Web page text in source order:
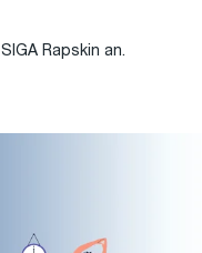
Rapskin an.